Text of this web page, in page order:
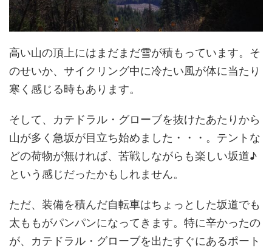
高い山の頂上にはまだまだ雪が積もっています。そ
のせいか、サイクリング中に冷たい風が体に当たり
寒く感じる時もあります。
そして、カテドラル・グローブを抜けたあたりから
山が多く急坂が目立ち始めました・・・。テントな
どの荷物が無ければ、苦戦しながらも楽しい坂道♪
という感じだったかもしれません。
ただ、装備を積んだ自転車はちょっとした坂道でも
太ももがパンパンになってきます。特に辛かったの
が、カテドラル・グローブを出たすぐにあるポート